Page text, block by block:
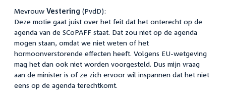
Mevrouw Vestering (PvdD):
Deze motie gaat juist over het feit dat het onterecht op de
agenda van de SCoPAFF staat. Dat zou niet op de agenda
mogen staan, omdat we niet weten of het
hormoonverstorende effecten heeft. Volgens EU-wetgeving
mag het dan ook niet worden voorgesteld. Dus mijn vraag
aan de minister is of ze zich ervoor wil inspannen dat het niet
eens op de agenda terechtkomt.